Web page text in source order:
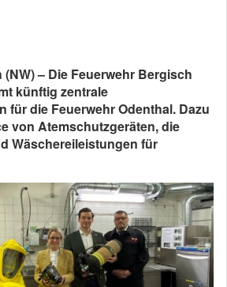
– Die Feuerwehr Bergisch
künftig zentrale
für die Feuerwehr Odenthal. Dazu
von Atemschutzgeräten, die
Wäschereileistungen für